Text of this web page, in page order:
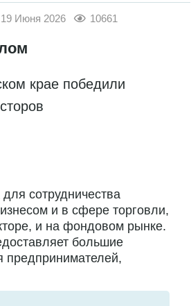
Июня 2026 10661
крае победили
сотрудничества
и в сфере торговли,
и на фондовом рынке.
большие
предпринимателей,